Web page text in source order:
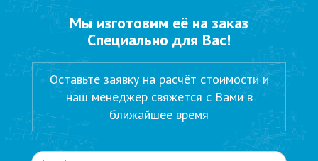
Мы изготовим её на заказ
Специально для Вас!
Оставьте заявку на расчёт стоимости и
наш менеджер свяжется с Вами в
ближайшее время